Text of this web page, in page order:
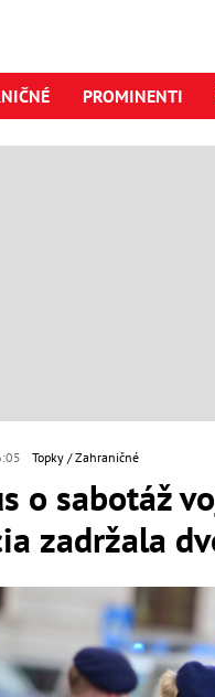
PROMINENTI
Topky Zahraničné
o sabotáž
zadržala